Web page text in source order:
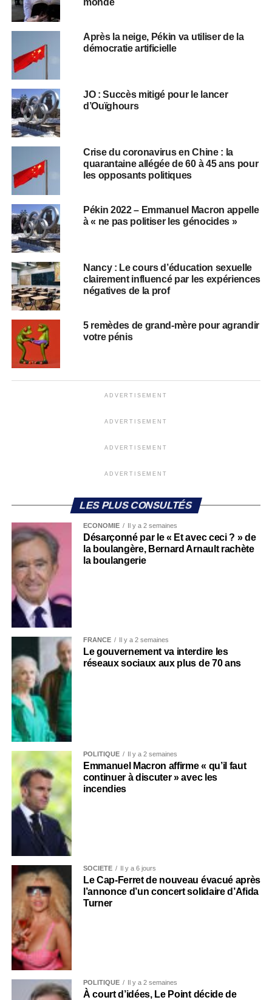
monde
Après la neige, Pékin va utiliser de la
démocratie artificielle
JO : Succès mitigé pour le lancer
d’Ouïghours
Crise du coronavirus en Chine : la
quarantaine allégée de 60 à 45 ans pour
les opposants politiques
Pékin 2022 – Emmanuel Macron appelle
à « ne pas politiser les génocides »
Nancy : Le cours d’éducation sexuelle
clairement influencé par les expériences
négatives de la prof
5 remèdes de grand-mère pour agrandir
votre pénis
ADVERTISEMENT
ADVERTISEMENT
ADVERTISEMENT
ADVERTISEMENT
LES PLUS CONSULTÉS
ECONOMIE Il y a 2 semaines
Désarçonné par le « Et avec ceci ? » de
la boulangère, Bernard Arnault rachète
la boulangerie
FRANCE Il y a 2 semaines
Le gouvernement va interdire les
réseaux sociaux aux plus de 70 ans
POLITIQUE Il y a 2 semaines
Emmanuel Macron affirme « qu’il faut
continuer à discuter » avec les
incendies
SOCIÉTÉ Il y a 6 jours
Le Cap-Ferret de nouveau évacué après
l’annonce d’un concert solidaire d’Afida
Turner
POLITIQUE Il y a 2 semaines
À court d’idées, Le Point décide de